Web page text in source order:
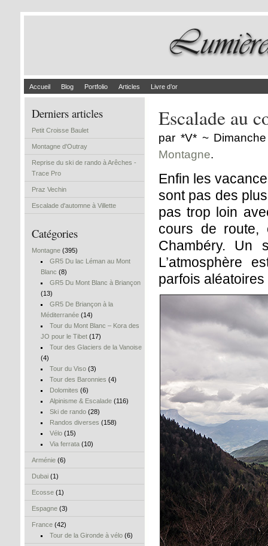
Accueil Blog Portfolio Articles Livre d’or
Derniers articles
Petit Croisse Baulet
Montagne d'Outray
Reprise du ski de rando à Arêches -
Trace Pro
Praz Vechin
Escalade d'automne à Villette
Catégories
Montagne (395)
GR5 Du lac Léman au Mont
Blanc (8)
GR5 Du Mont Blanc à Briançon
(13)
GR5 De Briançon à la
Méditerranée (14)
Tour du Mont Blanc – Kora des
JO pour le Tibet (17)
Tour des Glaciers de la Vanoise
(4)
Tour du Viso(3)
Tour des Baronnies (4)
Dolomites (6)
Alpinisme & Escalade(116)
Ski de rando(28)
Randos diverses (158)
Vélo(15)
Via ferrata(10)
Arménie (6)
Dubai (1)
Ecosse (1)
Espagne (3)
France (42)
Tour de la Gironde à vélo(6)
Escalade au
par *V* ~
Montagne.
Enfin les
sont pas des
pas trop loin
cours de route,
Chambéry. Un
L’atmosphère
parfois